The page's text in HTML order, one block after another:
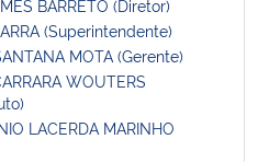
BARRETO (Diretor)
(Superintendente)
MOTA (Gerente)
WOUTERS
LACERDA MARINHO